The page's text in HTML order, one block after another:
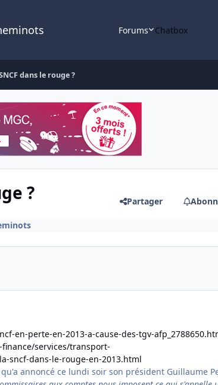
Forums Chatbox
dans le rouge ?
? Partager
en-perte-en-2013-a-cause-des-tgv-
services/transport-
sncf-dans-le-rouge-en-2013.html
qu'a annoncé ce lundi soir son président Guillaume